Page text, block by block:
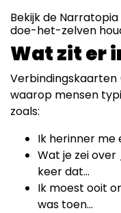
Bekijk de Narratopia
doe-het-zelven
Wat zit er
waarop mensen
zoals:
Ik herinner me
Wat je zei
keer dat...
Ik moest ooit
was toen...